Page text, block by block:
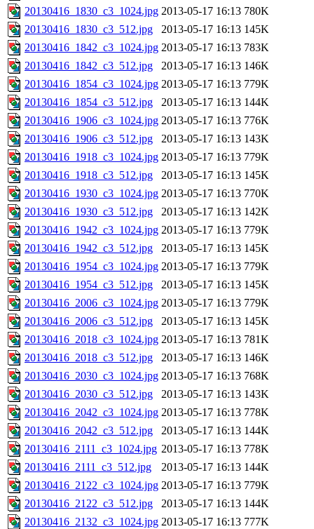
20130416_1830_c3_1024.jpg 2013-05-17 16:13 780K
20130416_1830_c3_512.jpg
2013-05-17 16:13 145K
20130416_1842_c3_1024.jpg 2013-05-17 16:13 783K
20130416_1842_c3_512.jpg
2013-05-17 16:13 146K
20130416_1854_c3_1024.jpg 2013-05-17 16:13 779K
20130416_1854_c3_512.jpg
2013-05-17 16:13 144K
20130416_1906_c3_1024.jpg 2013-05-17 16:13 776K
20130416_1906_c3_512.jpg
2013-05-17 16:13 143K
20130416_1918_c3_1024.jpg 2013-05-17 16:13 779K
20130416_1918_c3_512.jpg
2013-05-17 16:13 145K
20130416_1930_c3_1024.jpg 2013-05-17 16:13 770K
20130416_1930_c3_512.jpg
2013-05-17 16:13 142K
20130416_1942_c3_1024.jpg 2013-05-17 16:13 779K
20130416_1942_c3_512.jpg
2013-05-17 16:13 145K
20130416_1954_c3_1024.jpg 2013-05-17 16:13 779K
20130416_1954_c3_512.jpg
2013-05-17 16:13 145K
20130416_2006_c3_1024.jpg 2013-05-17 16:13 779K
20130416_2006_c3_512.jpg
2013-05-17 16:13 145K
20130416_2018_c3_1024.jpg 2013-05-17 16:13 781K
20130416_2018_c3_512.jpg
2013-05-17 16:13 146K
20130416_2030_c3_1024.jpg 2013-05-17 16:13 768K
20130416_2030_c3_512.jpg
2013-05-17 16:13 143K
20130416_2042_c3_1024.jpg 2013-05-17 16:13 778K
20130416_2042_c3_512.jpg
2013-05-17 16:13 144K
20130416_2111_c3_1024.jpg 2013-05-17 16:13 778K
20130416_2111_c3_512.jpg
2013-05-17 16:13 144K
20130416_2122_c3_1024.jpg 2013-05-17 16:13 779K
20130416_2122_c3_512.jpg
2013-05-17 16:13 144K
20130416_2132_c3_1024.jpg 2013-05-17 16:13 777K